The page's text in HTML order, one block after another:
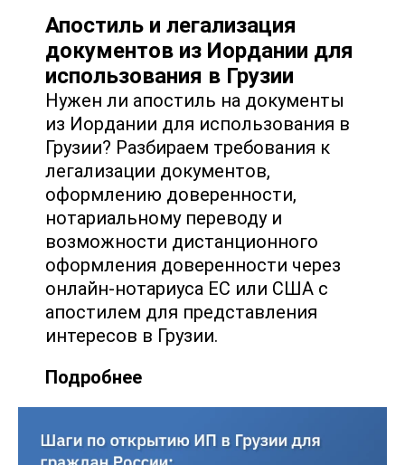
Апостиль и легализация
документов из Иордании для
использования в Грузии
Нужен ли апостиль на документы
из Иордании для использования в
Грузии? Разбираем требования к
легализации документов,
оформлению доверенности,
нотариальному переводу и
возможности дистанционного
оформления доверенности через
онлайн‐нотариуса ЕС или США с
апостилем для представления
интересов в Грузии.
Подробнее